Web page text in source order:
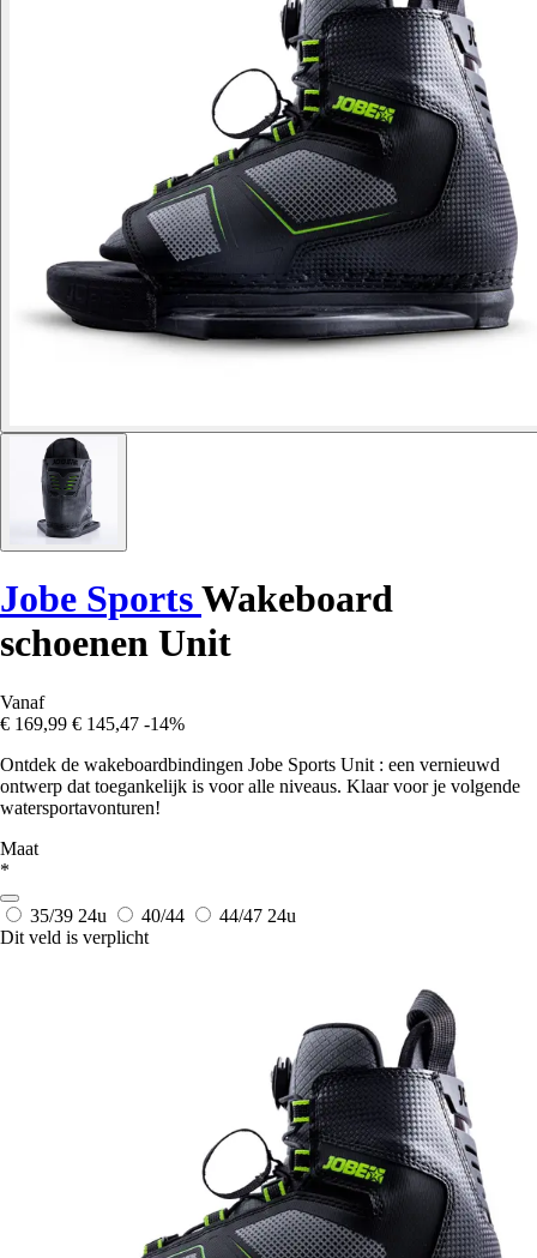
Jobe SportsWakeboard
schoenen Unit
Vanaf
€ 169,99 € 145,47 -14%
Ontdek de wakeboardbindingen Jobe Sports Unit : een vernieuwd
ontwerp dat toegankelijk is voor alle niveaus. Klaar voor je volgende
watersportavonturen!
Maat
*
35/39 24u 40/44 44/47 24u
Dit veld is verplicht